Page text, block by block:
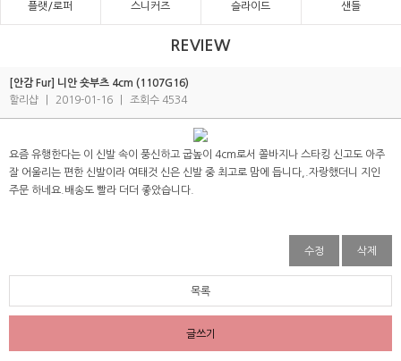
플랫/로퍼 스니커즈 슬라이드 샌들
REVIEW
[안감 Fur] 니안 숏부츠 4cm (1107G16)
할리샵
2019-01-16 조회수 4534
요즘 유행한다는 이 신발 속이 풍신하고 굽높이 4cm로서 쫄바지나 스타킹 신고도 아주
잘 어울리는 편한 신발이라 여태것 신은 신발 중 최고로 맘에 듭니다,.자랑했더니 지인
주문 하네요.배송도 빨라 더더 좋았습니다.
수정 삭제
목록
글쓰기